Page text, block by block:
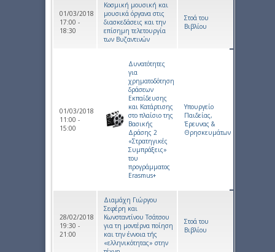
01/03/2018
17:00 -
18:30
Κοσμική μουσική και
μουσικά όργανα στις
διασκεδάσεις και την
επίσημη τελετουργία
των Βυζαντινών
Στοά του
Βιβλίου
01/03/2018
11:00 -
15:00
Δυνατότητες
για
χρηματοδότηση
δράσεων
Εκπαίδευσης
και Κατάρτισης
στο πλαίσιο της
Βασικής
Δράσης 2
«Στρατηγικές
Συμπράξεις»
του
προγράμματος
Erasmus+
Υπουργείο
Παιδείας,
Έρευνας &
Θρησκευμάτων
28/02/2018
19:30 -
21:00
Διαμάχη Γιώργου
Σεφέρη και
Κωνσταντίνου Τσάτσου
για τη μοντέρνα ποίηση
και την έννοια τής
«ελληνικότητας» στην
Στοά του
Βιβλίου